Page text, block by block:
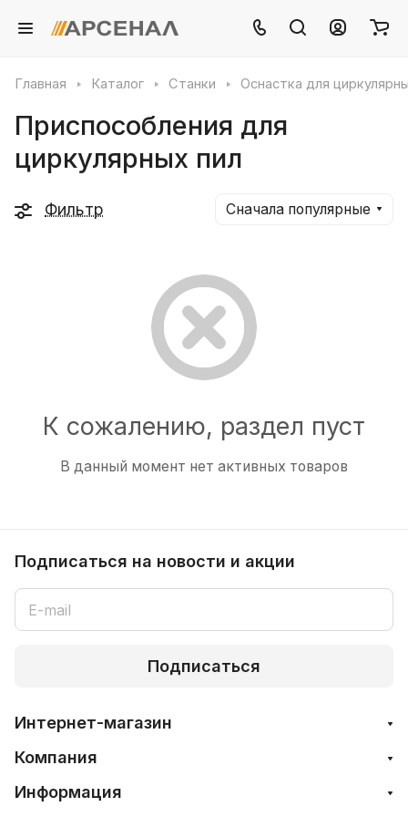
Главная Каталог Станки Оснастка для
Приспособления для
циркулярных пил
Фильтр Сначала популярные
К сожалению, раздел пуст
В данный момент нет активных товаров
Подписаться на новости и акции
Подписаться
Интернет-магазин
Компания
Информация